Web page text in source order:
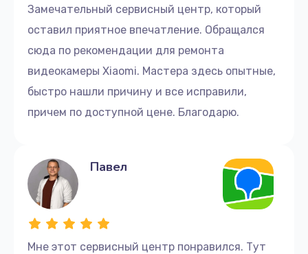
Замечательный сервисный центр, который
оставил приятное впечатление. Обращался
сюда по рекомендации для ремонта
видеокамеры Xiaomi. Мастера здесь опытные,
быстро нашли причину и все исправили,
причем по доступной цене. Благодарю.
Мне этот сервисный центр понравился. Тут
Павел